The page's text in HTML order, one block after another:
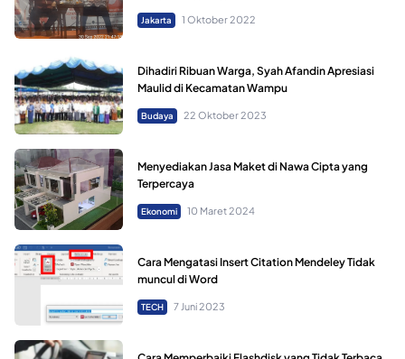
Jakarta 1 Oktober 2022
Dihadiri Ribuan Warga, Syah Afandin Apresiasi
Maulid di Kecamatan Wampu
Budaya 22 Oktober 2023
Menyediakan Jasa Maket di Nawa Cipta yang
Terpercaya
Ekonomi 10 Maret 2024
Cara Mengatasi Insert Citation Mendeley Tidak
muncul di Word
TECH 7 Juni 2023